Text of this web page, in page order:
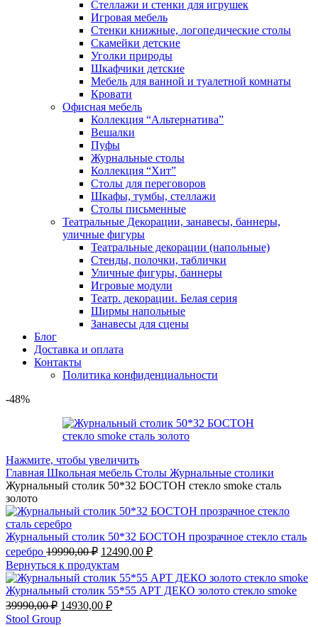
Стеллажи и стенки для игрушек
Игровая мебель
Стенки книжные, логопедические столы
Скамейки детские
Уголки природы
Шкафчики детские
Мебель для ванной и туалетной комнаты
Кровати
Офисная мебель
Коллекция “Альтернатива”
Вешалки
Пуфы
Журнальные столы
Коллекция “Хит”
Столы для переговоров
Шкафы, тумбы, стеллажи
Столы письменные
Театральные Декорации, занавесы, баннеры,
уличные фигуры
Театральные декорации (напольные)
Стенды, полочки, таблички
Уличные фигуры, баннеры
Игровые модули
Театр. декорации. Белая серия
Ширмы напольные
Занавесы для сцены
Блог
Доставка и оплата
Контакты
Политика конфиденциальности
-48%
Нажмите, чтобы увеличить
Главная Школьная мебель Столы Журнальные столики
Журнальный столик 50*32 БОСТОН стекло smoke сталь
золото
Журнальный столик 50*32 БОСТОН прозрачное стекло сталь
серебро 19990,00₽ 12490,00 ₽
Вернуться к продуктам
Журнальный столик 55*55 АРТ ДЕКО золото стекло smoke
39990,00₽ 14930,00 ₽
Stool Group